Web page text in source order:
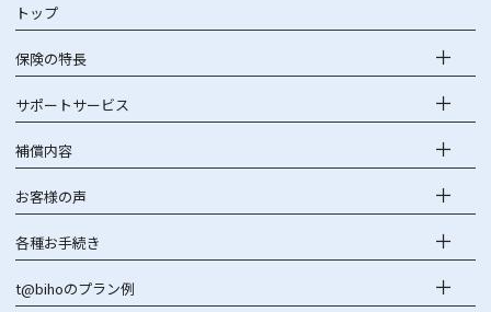
トップ
保険の特長
サポートサービス
補償内容
お客様の声
各種お手続き
t@bihoのプラン例